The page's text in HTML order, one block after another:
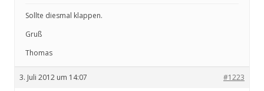
Sollte diesmal klappen.
Gruß
Thomas
3. Juli 2012 um 14:07 #1223